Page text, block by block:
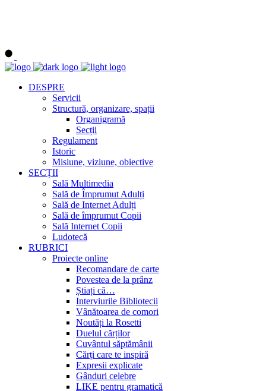
DESPRE
Servicii
Structură, organizare, spații
Organigramă
Secții
Regulament
Istoric
Misiune, viziune, obiective
SECȚII
Sală Multimedia
Sală de Împrumut Adulți
Sală de Internet Adulți
Sală de împrumut Copii
Sală Internet Copii
Ludotecă
RUBRICI
Proiecte online
Recomandare de carte
Povestea de la prânz
Știați că…
Interviurile Bibliotecii
Vânătoarea de comori
Noutăți la Rosetti
Duelul cărților
Cuvântul săptămânii
Cărți care te inspiră
Expresii explicate
Gânduri celebre
LIKE pentru gramatică